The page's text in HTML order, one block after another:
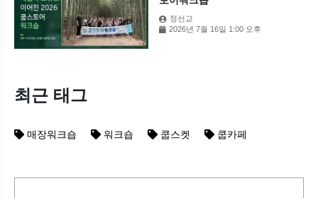
정선교
2026년 7월 16일 1:00 오후
최근 태그
매장워크숍 워크숍 쿱스켓 쿱카페